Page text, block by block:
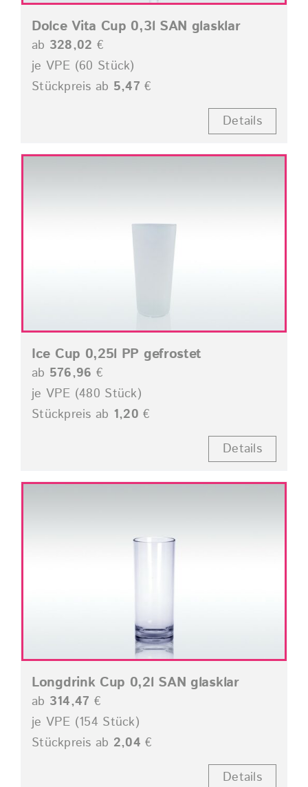
Dolce Vita Cup 0,3l SAN glasklar
ab 328,02 €
je VPE (60 Stück)
Stückpreis ab 5,47 €
Details
Ice Cup 0,25l PP gefrostet
ab 576,96 €
je VPE (480 Stück)
Stückpreis ab 1,20 €
Details
Longdrink Cup 0,2l SAN glasklar
ab 314,47 €
je VPE (154 Stück)
Stückpreis ab 2,04 €
Details